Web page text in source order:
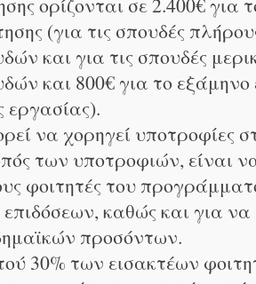
(για τις σπουδές
και για τις σπουδές
και 800€ για το εξάμηνο
εργασίας).
να χορηγεί υποτροφίες
των υποτροφιών, είναι
φοιτητές του
καθώς και για να
προσόντων.
30% των εισακτέων